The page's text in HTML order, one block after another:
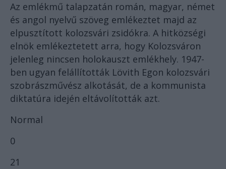
Az emlékmű talapzatán román, magyar, német
és angol nyelvű szöveg emlékeztet majd az
elpusztított kolozsvári zsidókra. A hitközségi
elnök emlékeztetett arra, hogy Kolozsváron
jelenleg nincsen holokauszt emlékhely. 1947-
ben ugyan felállították Lövith Egon kolozsvári
szobrászművész alkotását, de a kommunista
diktatúra idején eltávolították azt.
Normal
0
21